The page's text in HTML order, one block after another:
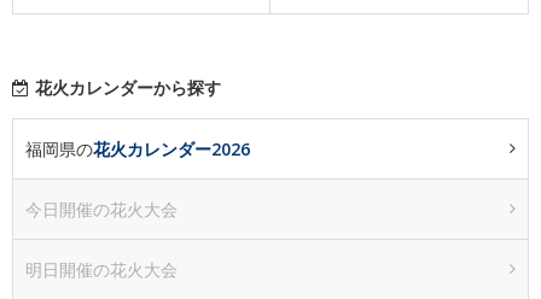
花火カレンダーから探す
福岡県の花火カレンダー2026
今日開催の花火大会
明日開催の花火大会